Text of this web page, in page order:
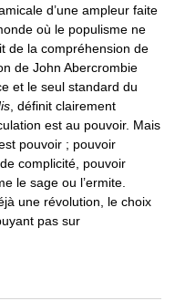
d’une ampleur faite
où le populisme ne
de la compréhension de
de John Abercrombie
et le seul standard du
, définit clairement
est au pouvoir. Mais
pouvoir ; pouvoir
complicité, pouvoir
le sage ou l’ermite.
une révolution, le choix
pas sur